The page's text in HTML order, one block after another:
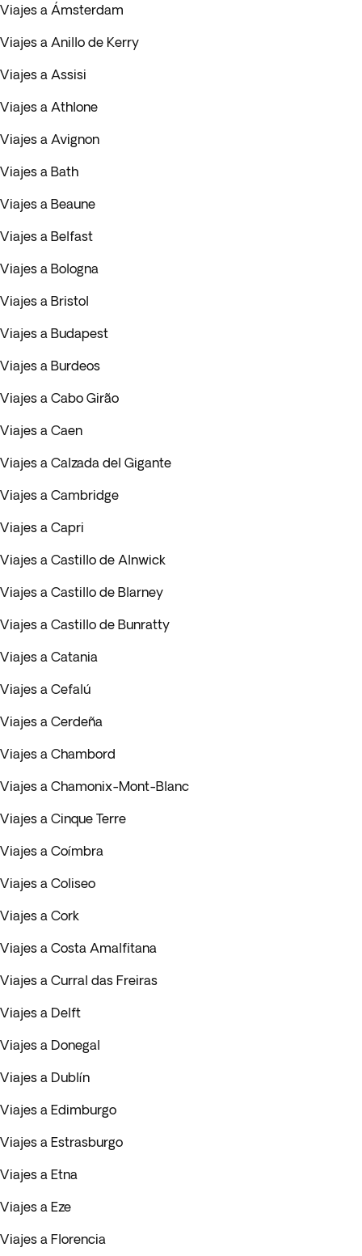
Viajes a Ámsterdam
Viajes a Anillo de Kerry
Viajes a Assisi
Viajes a Athlone
Viajes a Avignon
Viajes a Bath
Viajes a Beaune
Viajes a Belfast
Viajes a Bologna
Viajes a Bristol
Viajes a Budapest
Viajes a Burdeos
Viajes a Cabo Girão
Viajes a Caen
Viajes a Calzada del Gigante
Viajes a Cambridge
Viajes a Capri
Viajes a Castillo de Alnwick
Viajes a Castillo de Blarney
Viajes a Castillo de Bunratty
Viajes a Catania
Viajes a Cefalú
Viajes a Cerdeña
Viajes a Chambord
Viajes a Chamonix-Mont-Blanc
Viajes a Cinque Terre
Viajes a Coímbra
Viajes a Coliseo
Viajes a Cork
Viajes a Costa Amalfitana
Viajes a Curral das Freiras
Viajes a Delft
Viajes a Donegal
Viajes a Dublín
Viajes a Edimburgo
Viajes a Estrasburgo
Viajes a Etna
Viajes a Eze
Viajes a Florencia